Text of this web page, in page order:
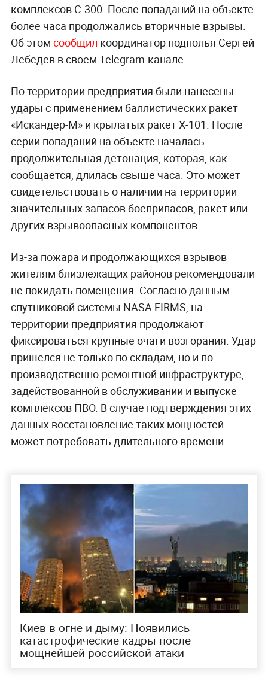
комплексов С-300. После попаданий на объекте
более часа продолжались вторичные взрывы.
Об этом сообщил координатор подполья Сергей
Лебедев в своём Telegram-канале.
По территории предприятия были нанесены
удары с применением баллистических ракет
«Искандер-М» и крылатых ракет Х-101. После
серии попаданий на объекте началась
продолжительная детонация, которая, как
сообщается, длилась свыше часа. Это может
свидетельствовать о наличии на территории
значительных запасов боеприпасов, ракет или
других взрывоопасных компонентов.
Из-за пожара и продолжающихся взрывов
жителям близлежащих районов рекомендовали
не покидать помещения. Согласно данным
спутниковой системы NASA FIRMS, на
территории предприятия продолжают
фиксироваться крупные очаги возгорания. Удар
пришёлся не только по складам, но и по
производственно-ремонтной инфраструктуре,
задействованной в обслуживании и выпуске
комплексов ПВО. В случае подтверждения этих
данных восстановление таких мощностей
может потребовать длительного времени.
Киев в огне и дыму: Появились
катастрофические кадры после
мощнейшей российской атаки